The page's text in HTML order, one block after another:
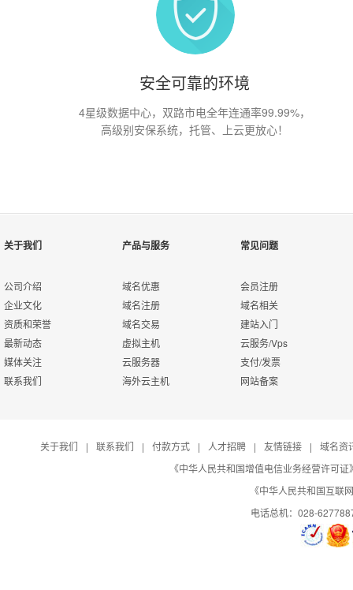
安全可靠的环境
4星级数据中心，双路市电全年连通率99.99%，
高级别安保系统，托管、上云更放心！
关于我们
公司介绍
企业文化
资质和荣誉
最新动态
媒体关注
联系我们
产品与服务
域名优惠
域名注册
域名交易
虚拟主机
云服务器
海外云主机
常见问题
会员注册
域名相关
建站入门
云服务/Vps
支付/发票
网站备案
关于我们 | 联系我们 | 付款方式 | 人才招聘 | 友情链接 |
域名资
《中华人民共和国增值电信业务经营许可
《中华人民共和国互联
电话总机：028-